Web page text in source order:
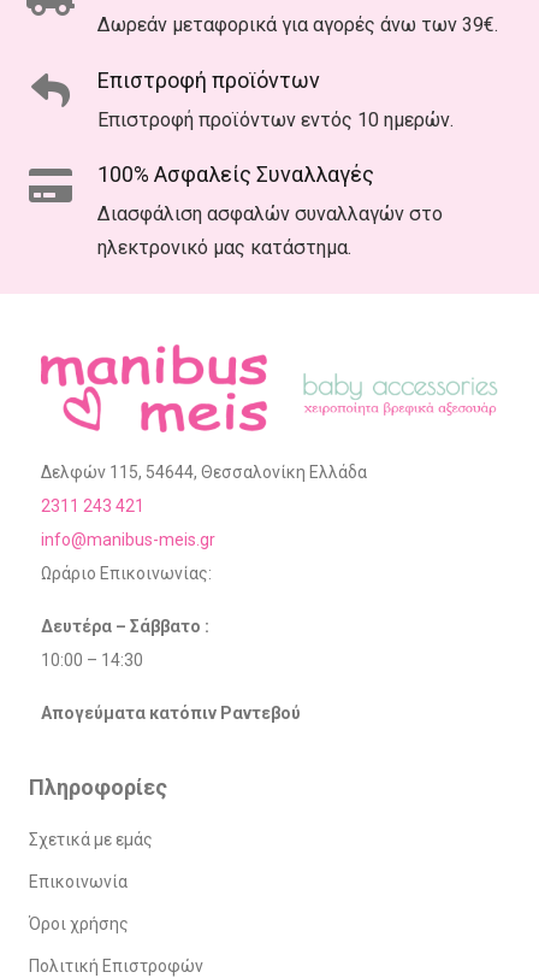
Δωρεάν μεταφορικά για αγορές άνω των 39€.
Επιστροφή προϊόντων
Επιστροφή προϊόντων εντός 10 ημερών.
100% Ασφαλείς Συναλλαγές
Διασφάλιση ασφαλών συναλλαγών στο
ηλεκτρονικό μας κατάστημα.
Δελφών 115, 54644, Θεσσαλονίκη Ελλάδα
2311 243 421
info@manibus-meis.gr
Ωράριο Επικοινωνίας:
Δευτέρα – Σάββατο :
10:00 – 14:30
Απογεύματα κατόπιν Ραντεβού
Πληροφορίες
Σχετικά με εμάς
Επικοινωνία
Όροι χρήσης
Πολιτική Επιστροφών